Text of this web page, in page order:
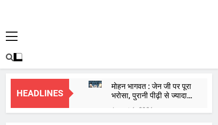
HEADLINES
मोहन भागवत : जेन जी पर पूरा
भरोसा, पुरानी पीढ़ी से ज्यादा
देश भक्त, शिकायतें जायज
August 6, 2026